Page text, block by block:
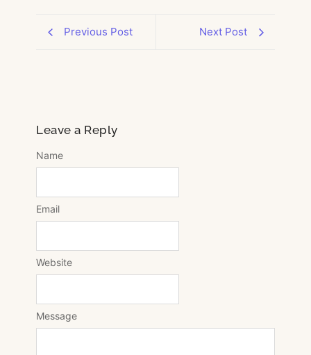
Previous Post Next Post
Leave a Reply
Message
Name
Email
Website